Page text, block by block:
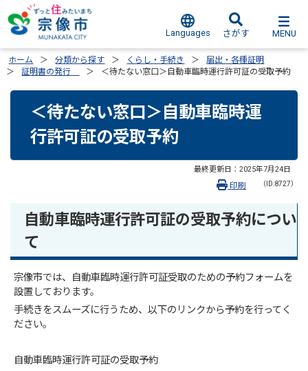
Languages さがす MENU
ホーム 分類から探す くらし・手続き
届出・各種証明
証明書の発行
＜待たない窓口＞自動車臨時運行許可証の受取予約
＜待たない窓口＞自動車臨時運
行許可証の受取予約
最終更新日： 2025年7月24日
（ID:8727）
印刷
自動車臨時運行許可証の受取予約につい
て
宗像市では、自動車臨時運行許可証受取のための予約フォームを
設置しております。
手続きをスムーズに行うため、以下のリンクから予約を行ってく
ださい。
自動車臨時運行許可証の受取予約